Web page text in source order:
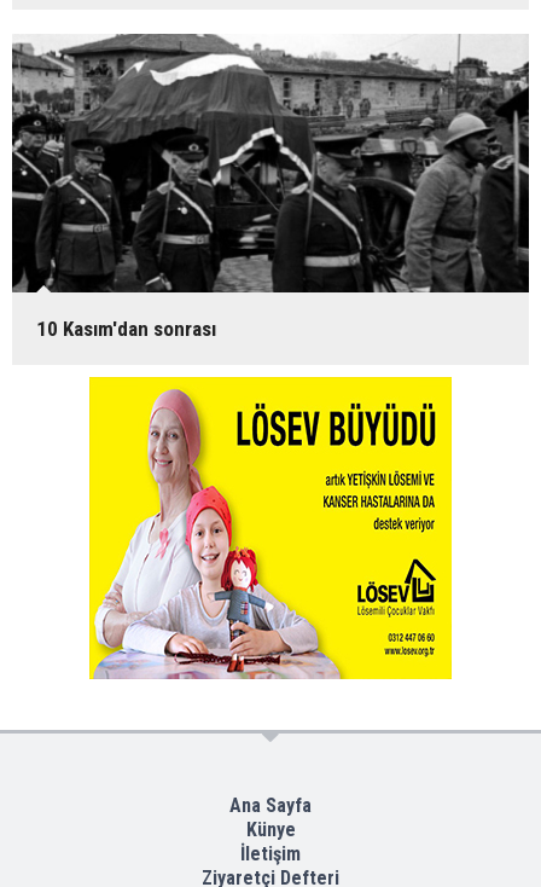
10 Kasım'dan sonrası
Ana Sayfa
Künye
İletişim
Ziyaretçi Defteri